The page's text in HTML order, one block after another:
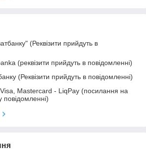
(Реквізити прийдуть в
(реквізити прийдуть в повідомленні)
(Реквізити прийдуть в повідомленні)
Mastercard - LiqPay (посилання на
повідомленні)